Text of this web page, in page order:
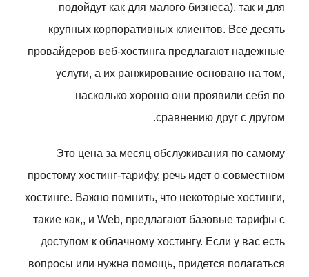
подойдут как для малого бизнеса), так и для
крупных корпоративных клиентов. Все десять
провайдеров веб-хостинга предлагают надежные
услуги, а их ранжирование основано на том,
насколько хорошо они проявили себя по
сравнению друг с другом.
Это цена за месяц обслуживания по самому
простому хостинг-тарифу, речь идет о совместном
хостинге. Важно помнить, что некоторые хостинги,
такие как,, и Web, предлагают базовые тарифы с
доступом к облачному хостингу. Если у вас есть
вопросы или нужна помощь, придется полагаться